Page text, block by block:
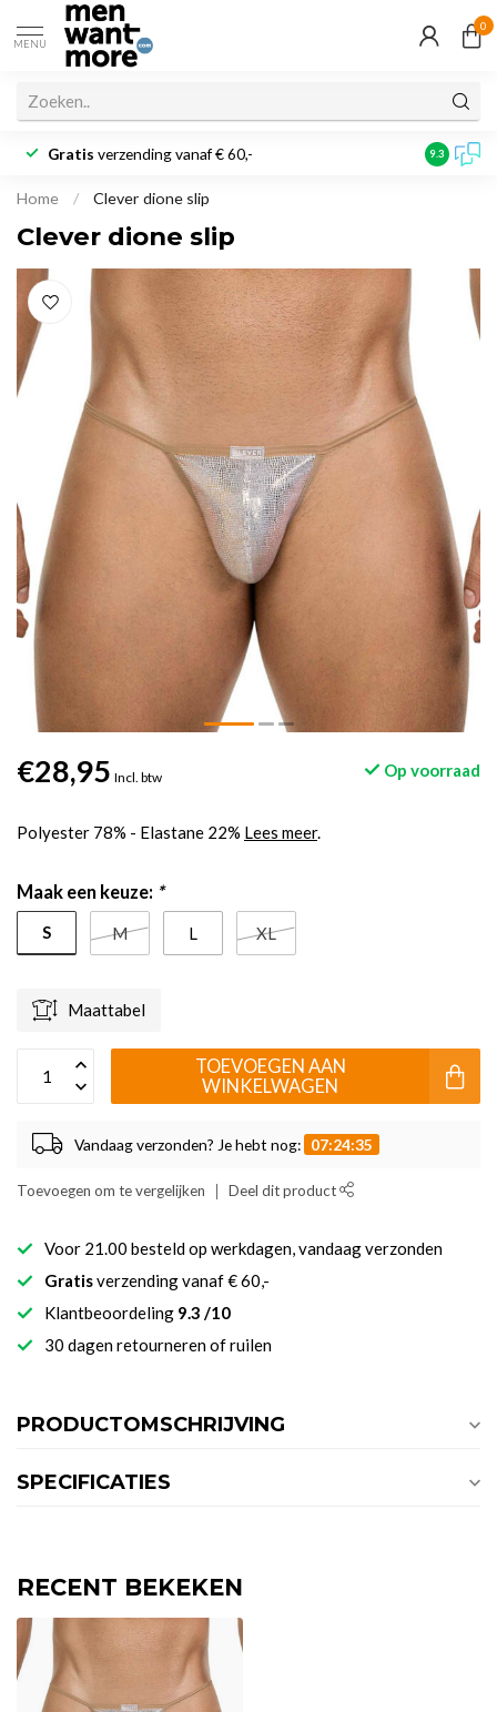
MENU
0
Gratis verzending vanaf € 60,- 9.3
Home / Clever dione slip
Clever dione slip
€28,95 Incl. btw Op voorraad
Polyester 78% - Elastane 22% Lees meer.
Maak een keuze: *
S M L XL
Maattabel
TOEVOEGEN AAN
WINKELWAGEN
Vandaag verzonden? Je hebt nog: 07:24:35
Toevoegen om te vergelijken Deel dit product
Voor 21.00 besteld op werkdagen, vandaag verzonden
Gratisverzending vanaf € 60,-
Klantbeoordeling 9.3 /10
30 dagen retourneren of ruilen
PRODUCTOMSCHRIJVING
SPECIFICATIES
RECENT BEKEKEN